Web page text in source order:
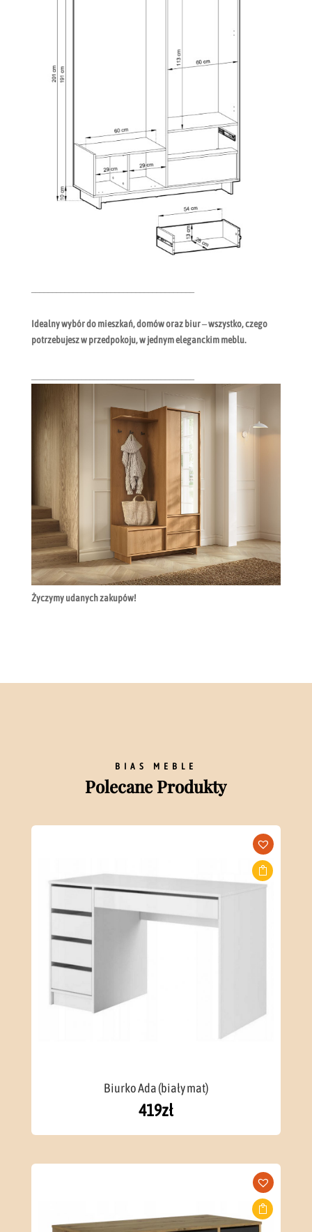
Idealny wybór do mieszkań, domów oraz biur – wszystko, czego
potrzebujesz w przedpokoju, w jednym eleganckim meblu.
Życzymy udanych zakupów!
BIAS MEBLE
Polecane Produkty
Biurko Ada (biały mat)
419zł